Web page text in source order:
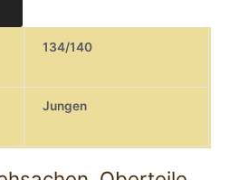
134/140
Jungen